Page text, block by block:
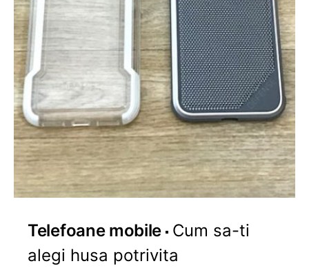
Telefoane mobile Cum sa-ti
alegi husa potrivita